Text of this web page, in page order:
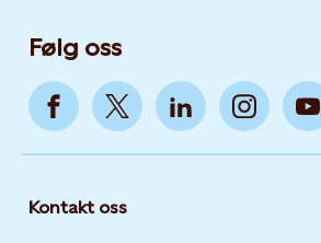
Følg oss
Kontakt oss